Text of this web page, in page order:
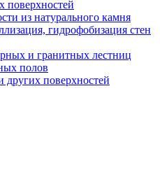
поверхностей
из натурального камня
гидрофобизация стен
и гранитных лестниц
полов
поверхностей